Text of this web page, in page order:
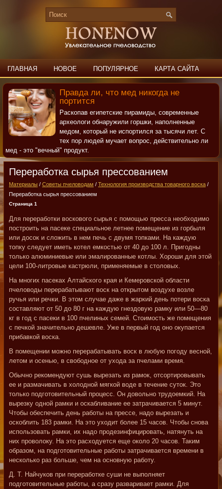
ГЛАВНАЯ НОВОЕ ПОПУЛЯРНОЕ КАРТА САЙТА
ПОИСК КОНТАКТЫ
Правда ли, что мед никогда не
портится
Раскопав египетские пирамиды, современные
археологи обнаружили горшки, наполненные
медом, который не испортился за тысячи лет. С
тех пор людей мучает вопрос, действительно ли
мед - это "вечный" продукт.
Переработка сырья прессованием
Материалы / Советы пчеловодам / Технология производства товарного воска /
Переработка сырья прессованием
Страница 1
Для переработки воскового сырья с помощью пресса необходимо
построить на пасеке специальное летнее помещение из горбыля
или досок и сложить в нем печь с двумя топками. На каждую
топку следует иметь котел емкостью от 40 до 100 л. Пригодны
только алюминиевые или эмалированные котлы. Хороши для этой
цели 100-литровые кастрюли, применяемые в столовых.
На многих пасеках Алтайского края и Кемеровской области
пчеловоды перерабатывают воск на открытом воздухе возле
ручья или речки. В этом случае даже в жаркий день потери воска
составляют от 50 до 80 г на каждую гнездовую рамку или 50—80
кг в год с пасеки в 100 пчелиных семей. Стоимость же помещения
с печкой значительно дешевле. Уже в первый год оно окупается
прибавкой воска.
В помещении можно перерабатывать воск в любую погоду весной,
летом и осенью, в свободное от ухода за пчелами время.
Обычно рекомендуют сушь вырезать из рамок, отсортировывать
ее и размачивать в холодной мягкой воде в течение суток. Это
только подготовительный процесс. Он довольно трудоемкий. На
вырезку одной рамки и оскабливание ее затрачивается 5 минут.
Чтобы обеспечить день работы на прессе, надо вырезать и
оскоблить 183 рамки. На это уходит более 15 часов. Чтобы снова
использовать рамки, их надо продезинфицировать, натянуть на
них проволоку. На это расходуется еще около 20 часов. Таким
образом, на подготовительные работы затрачивается времени в
несколько раз больше, чем на основную работу.
Д. Т. Найчуков при переработке суши не выполняет
подготовительные работы, а сразу разваривает рамки. Для